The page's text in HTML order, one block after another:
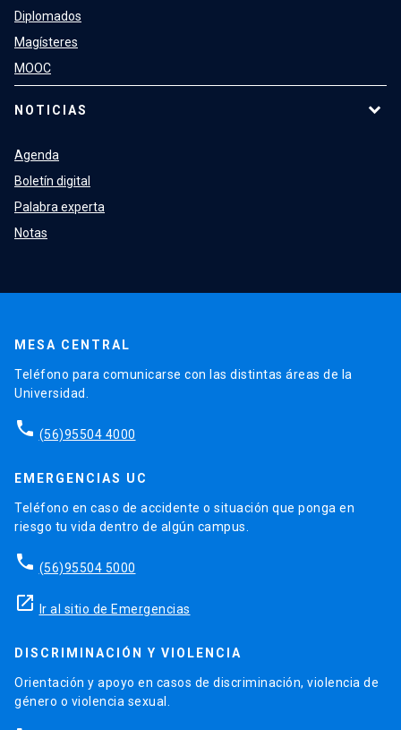
Diplomados
Magísteres
MOOC
NOTICIAS
Agenda
Boletín digital
Palabra experta
Notas
MESA CENTRAL
Teléfono para comunicarse con las distintas áreas de la
Universidad.
phone (56)95504 4000
EMERGENCIAS UC
Teléfono en caso de accidente o situación que ponga en
riesgo tu vida dentro de algún campus.
phone (56)95504 5000
launch Ir al sitio de Emergencias
DISCRIMINACIÓN Y VIOLENCIA
Orientación y apoyo en casos de discriminación, violencia de
género o violencia sexual.